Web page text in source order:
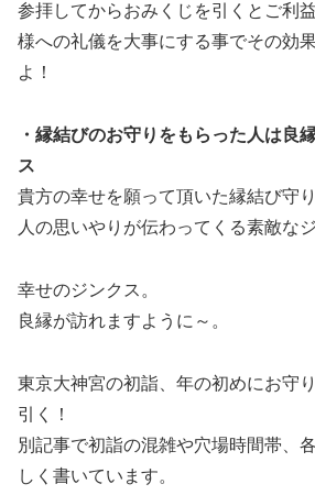
参拝してからおみくじを引くとご利
様への礼儀を大事にする事でその効
よ！
・縁結びのお守りをもらった人は良
ス
貴方の幸せを願って頂いた縁結び守
人の思いやりが伝わってくる素敵な
幸せのジンクス。
良縁が訪れますように～。
東京大神宮の初詣、年の初めにお守
引く！
別記事で初詣の混雑や穴場時間帯、
しく書いています。